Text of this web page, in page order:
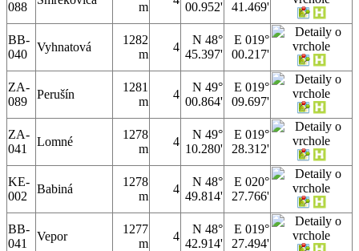
088
m
00.952'
41.469'
BB-
040
Vyhnatová
1282
m
4
N 48°
45.397'
E 019°
00.217'
ZA-
089
Perušín
1281
m
4
N 49°
00.864'
E 019°
09.697'
ZA-
041
Lomné
1278
m
4
N 49°
10.280'
E 019°
28.312'
KE-
002
Babiná
1278
m
4
N 48°
49.814'
E 020°
27.766'
BB-
041
Vepor
1277
m
4
N 48°
42.914'
E 019°
27.494'